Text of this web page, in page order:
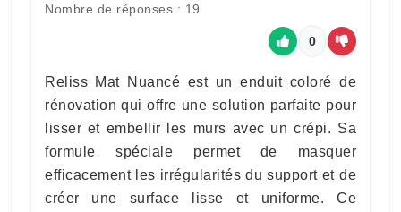
Nombre de réponses : 19
0
Reliss Mat Nuancé est un enduit coloré de
rénovation qui offre une solution parfaite pour
lisser et embellir les murs avec un crépi. Sa
formule spéciale permet de masquer
efficacement les irrégularités du support et de
créer une surface lisse et uniforme. Ce